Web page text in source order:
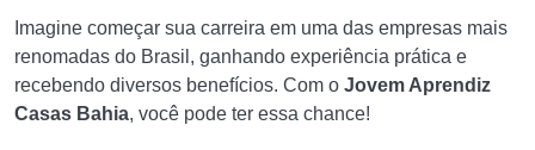
Imagine começar sua carreira em uma das empresas mais
renomadas do Brasil, ganhando experiência prática e
recebendo diversos benefícios. Com o Jovem Aprendiz
Casas Bahia, você pode ter essa chance!